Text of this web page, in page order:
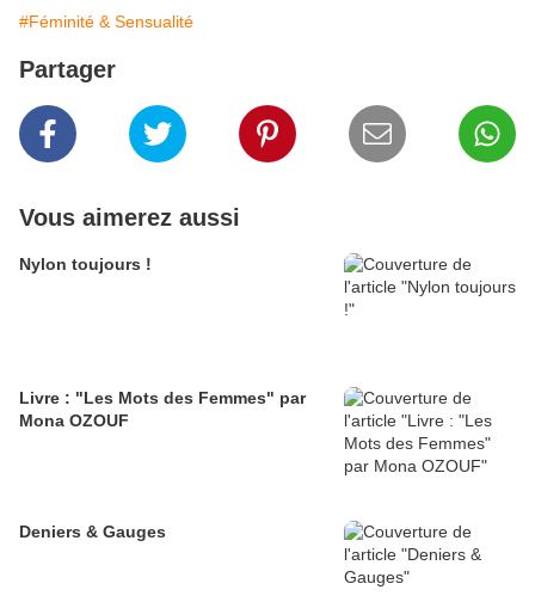
#Féminité & Sensualité
Partager
Vous aimerez aussi
Nylon toujours !
Livre : "Les Mots des Femmes" par
Mona OZOUF
Deniers & Gauges